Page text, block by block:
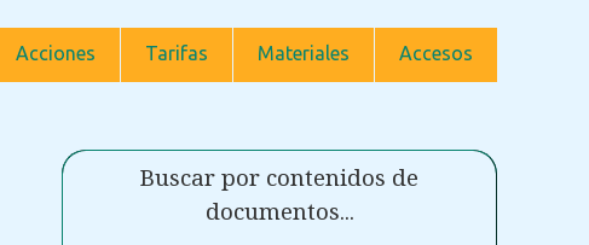
Acciones Tarifas Materiales Accesos
Buscar por contenidos de
documentos...